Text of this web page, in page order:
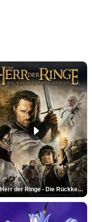
Der Herr der Ringe - Die Rückkehr des Königs Trailer OV